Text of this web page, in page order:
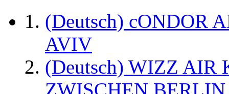
(Deutsch) cONDOR
AVIV
(Deutsch) WIZZ AIR